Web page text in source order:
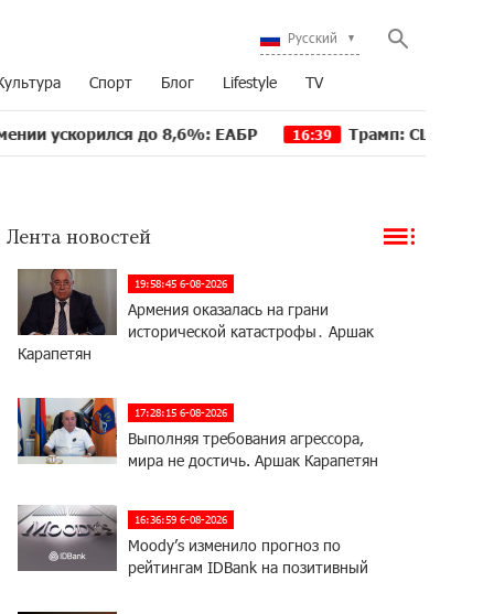
Русский
Спорт Блог Lifestyle TV
до 8,6%: ЕАБР 16:39 Трамп: США больше не
Лента новостей
19:58:45 6-08-2026
Армения оказалась на грани
исторической катастрофы․ Аршак
Карапетян
17:28:15 6-08-2026
Выполняя требования агрессора,
мира не достичь. Аршак Карапетян
16:36:59 6-08-2026
Moody’s изменило прогноз по
рейтингам IDBank на позитивный